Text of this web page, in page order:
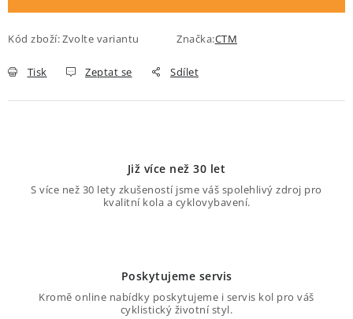
Kód zboží:Zvolte variantu Značka:CTM
Tisk Zeptat se Sdílet
Již více než 30 let
S více než 30 lety zkušeností jsme váš spolehlivý zdroj pro
kvalitní kola a cyklovybavení.
Poskytujeme servis
Kromě online nabídky poskytujeme i servis kol pro váš
cyklistický životní styl.